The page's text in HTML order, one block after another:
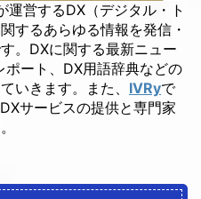
営するDX（デジタル・ト
するあらゆる情報を発信・
。DXに関する最新ニュー
ート、DX用語辞典などの
いきます。また、 IVRyで
サービスの提供と専門家